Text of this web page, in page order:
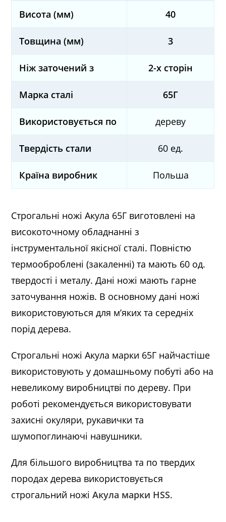
Висота (мм) 40
Товщина (мм) 3
Ніж заточений з 2-х сторін
Марка сталі 65Г
Використовується по дереву
Твердість стали 60 ед.
Країна виробник Польша
Строгальні ножі Акула 65Г виготовлені на
високоточному обладнанні з
інструментальної якісної сталі. Повністю
термооброблені (закаленні) та мають 60 од.
твердості і металу. Дані ножі мають гарне
заточування ножів. В основному дані ножі
використовуються для м’яких та середніх
порід дерева.
Строгальні ножі Акула марки 65Г найчастіше
використовують у домашньому побуті або на
невеликому виробництві по дереву. При
роботі рекомендується використовувати
захисні окуляри, рукавички та
шумопоглинаючі навушники.
Для більшого виробництва та по твердих
породах дерева використовується
строгальний ножіАкула марки HSS.